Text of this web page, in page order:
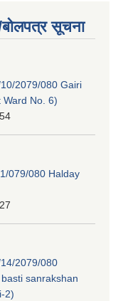
बोलपत्र सूचना
2079/080 Gairi
Ward No. 6)
079/080 Halday
2079/080
sanrakshan
2)